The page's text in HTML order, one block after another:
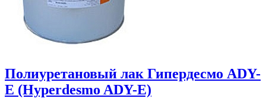
Полиуретановый лак Гипердесмо ADY-
E (Hyperdesmo ADY-E)